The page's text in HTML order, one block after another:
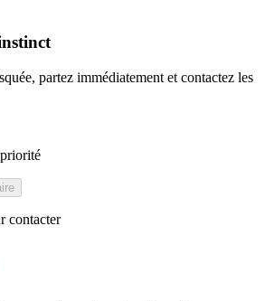
partez immédiatement et contactez les
contacter